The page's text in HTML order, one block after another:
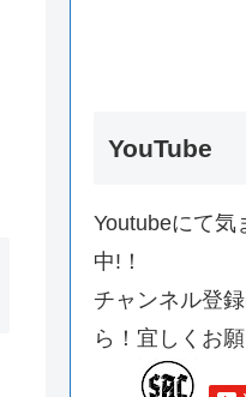
YouTube
Youtubeにて気
中!！
チャンネル登
ら！宜しくお